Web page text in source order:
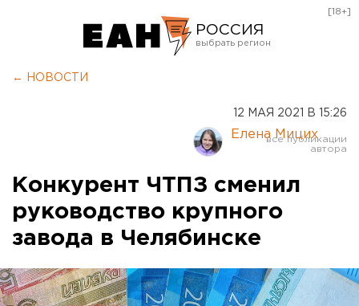
РОССИЯ
Курган
Оренбург
[18+]
← НОВОСТИ
12 МАЯ 2021 В 15:26
Елена Мицих
Конкурент ЧТПЗ сменил
руководство крупного
завода в Челябинске